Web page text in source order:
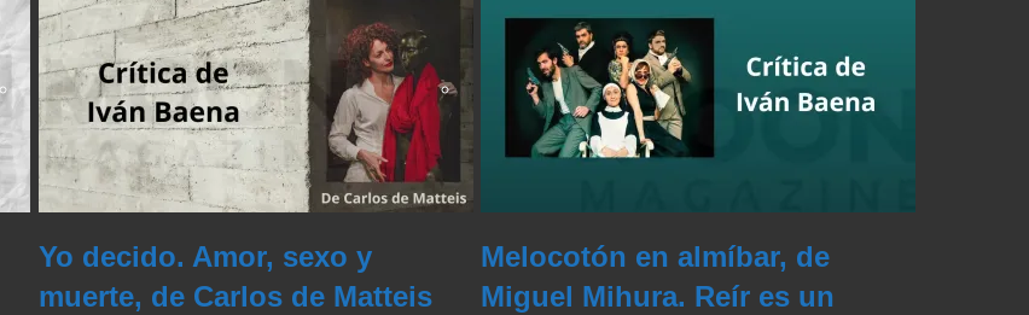
Yo decido. Amor, sexo y
muerte, de Carlos de Matteis
Melocotón en almíbar, de
Miguel Mihura. Reír es un